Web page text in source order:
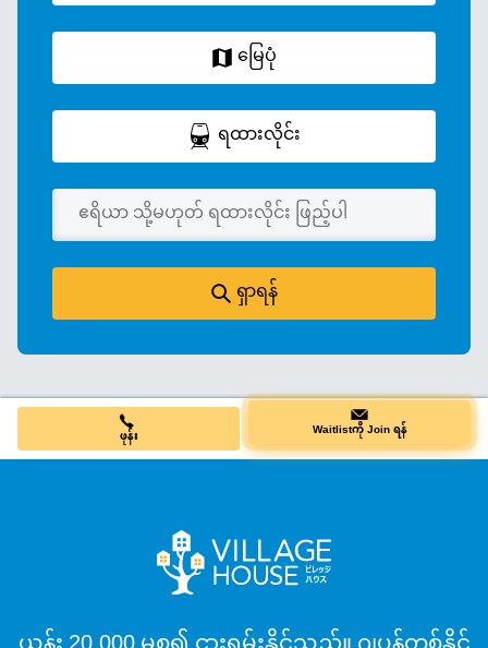
မြေပုံ
ရထားလိုင်း
ရှာရန်
ဖုန်း Waitlistကို Join ရန်